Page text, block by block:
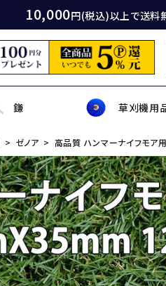
10,000円(税込)以上で送料
刺身包丁
ペティナイフ
セット商品
角砥石
長刃包丁用砥石
金盤・金剛砂
鎌
中厚鎌
小鎌
草削り鎌
草刈機用
ナイロンカッター
畦草刈機用刃
補助・メンテナンス工具
鎌
農作・園芸用具
セット品
鉈
金矢・クサビ
鋸
電動先端工具
その他
事務・工作・細工鋏
ソムリエナイフ・カトラリー
まな板
ゼノア 高品質 ハンマーナイフモア